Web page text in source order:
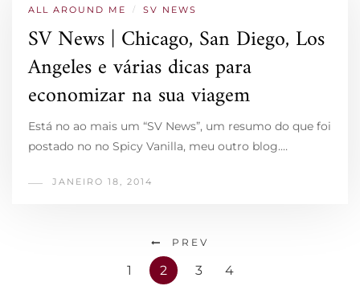
ALL AROUND ME / SV NEWS
SV News | Chicago, San Diego, Los
Angeles e várias dicas para
economizar na sua viagem
Está no ao mais um “SV News”, um resumo do que foi
postado no no Spicy Vanilla, meu outro blog.…
JANEIRO 18, 2014
PREV
1 2 3 4